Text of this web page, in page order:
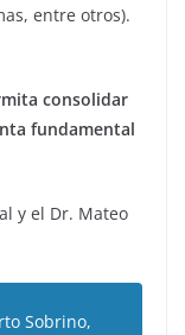
entre otros).
consolidar
fundamental
y el Dr. Mateo
Sobrino,